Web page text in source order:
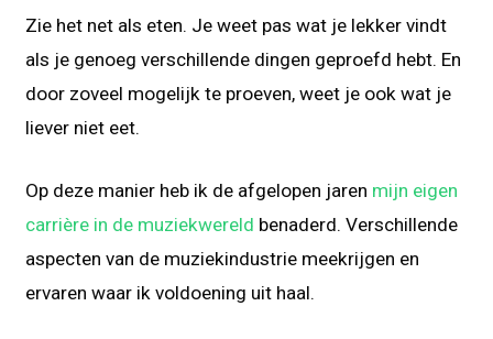
Zie het net als eten. Je weet pas wat je lekker vindt
als je genoeg verschillende dingen geproefd hebt. En
door zoveel mogelijk te proeven, weet je ook wat je
liever niet eet.
Op deze manier heb ik de afgelopen jaren mijn eigen
carrière in de muziekwereld benaderd. Verschillende
aspecten van de muziekindustrie meekrijgen en
ervaren waar ik voldoening uit haal.